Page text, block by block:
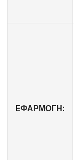
EΦΑΡΜΟΓΗ: